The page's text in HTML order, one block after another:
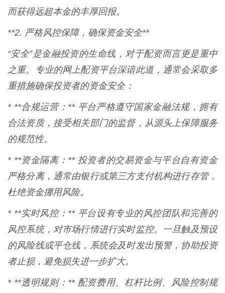
而获得远超本金的丰厚回报。
**2. 严格风控保障，确保资金安全**
“安全”是金融投资的生命线，对于配资而言更是重中
之重。专业的网上配资平台深谙此道，通常会采取多
重措施确保投资者的资金安全：
* **合规运营：** 平台严格遵守国家金融法规，拥有
合法资质，接受相关部门的监督，从源头上保障服务
的规范性。
* **资金隔离：** 投资者的交易资金与平台自有资金
严格分离，通常由银行或第三方支付机构进行存管，
杜绝资金挪用风险。
* **实时风控：** 平台设有专业的风控团队和完善的
风控系统，对市场行情进行实时监控。一旦触及预设
的风险线或平仓线，系统会及时发出预警，协助投资
者止损，避免损失进一步扩大。
* **透明规则：** 配资费用、杠杆比例、风险控制规